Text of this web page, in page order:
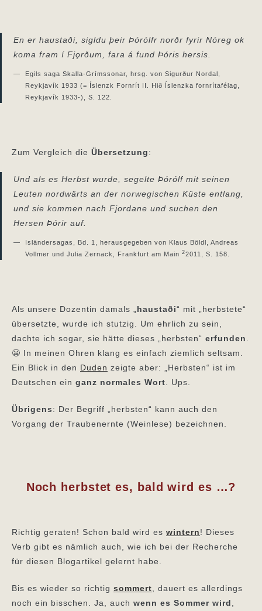
En er haustaði, sigldu þeir Þórólfr norðr fyrir Nóreg ok
koma fram í Fjǫrðum, fara á fund Þóris hersis.
Egils saga Skalla-Grímssonar, hrsg. von Sigurður Nordal,
Reykjavík 1933 (= Íslenzk Fornrít II. Hið Íslenzka fornrítafélag,
Reykjavík 1933-), S. 122.
Zum Vergleich die Übersetzung:
Und als es Herbst wurde, segelte Þórólf mit seinen
Leuten nordwärts an der norwegischen Küste entlang,
und sie kommen nach Fjordane und suchen den
Hersen Þórir auf.
Isländersagas, Bd. 1, herausgegeben von Klaus Böldl, Andreas
Vollmer und Julia Zernack, Frankfurt am Main 22011, S. 158.
Als unsere Dozentin damals „haustaði“ mit „herbstete“
übersetzte, wurde ich stutzig. Um ehrlich zu sein,
dachte ich sogar, sie hätte dieses „herbsten“ erfunden.
😬 In meinen Ohren klang es einfach ziemlich seltsam.
Ein Blick in den Duden zeigte aber: „Herbsten“ ist im
Deutschen ein ganz normales Wort. Ups.
Übrigens: Der Begriff „herbsten“ kann auch den
Vorgang der Traubenernte (Weinlese) bezeichnen.
Noch herbstet es, bald wird es …?
Richtig geraten! Schon bald wird es wintern! Dieses
Verb gibt es nämlich auch, wie ich bei der Recherche
für diesen Blogartikel gelernt habe.
Bis es wieder so richtig sommert, dauert es allerdings
noch ein bisschen. Ja, auch wenn es Sommer wird,